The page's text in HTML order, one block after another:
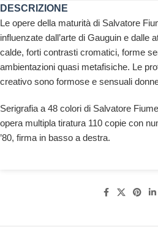
DESCRIZIONE
Le opere della maturità di Salvatore
influenzate dall’arte di Gauguin e dalle
calde, forti contrasti cromatici, forme
ambientazioni quasi metafisiche. Le
creativo sono formose e sensuali
Serigrafia a 48 colori di Salvatore
opera multipla tiratura 110 copie con
’80, firma in basso a destra.